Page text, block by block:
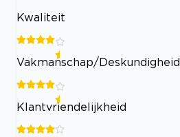
Kwaliteit
Vakmanschap/Deskundigheid
Klantvriendelijkheid